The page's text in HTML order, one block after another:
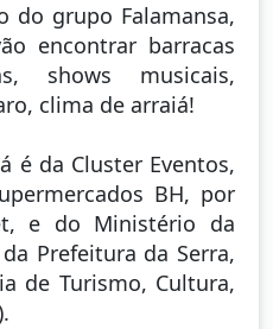
do grupo Falamansa,
encontrar barracas
shows musicais,
clima de arraiá!
é da Cluster Eventos,
BH, por
e do Ministério da
Prefeitura da Serra,
de Turismo, Cultura,